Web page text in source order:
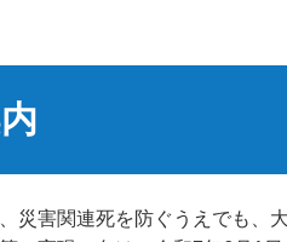
害関連死を防ぐうえでも、